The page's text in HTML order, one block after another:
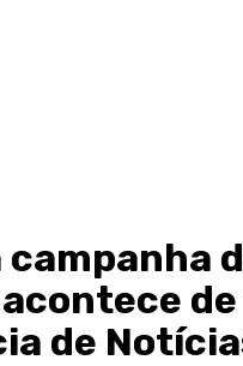
campanha
de
de